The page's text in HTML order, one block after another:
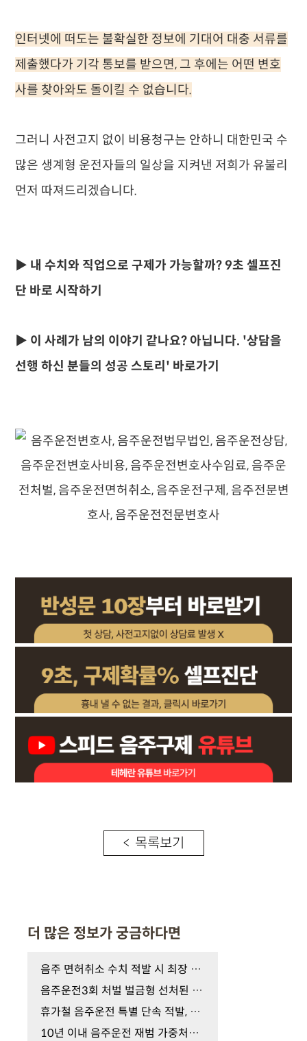
인터넷에 떠도는 불확실한 정보에 기대어 대충 서류를
제출했다가 기각 통보를 받으면, 그 후에는 어떤 변호
사를 찾아와도 돌이킬 수 없습니다.
그러니 사전고지 없이 비용청구는 안하니 대한민국 수
많은 생계형 운전자들의 일상을 지켜낸 저희가 유불리
먼저 따져드리겠습니다.
▶ 내 수치와 직업으로 구제가 가능할까? 9초 셀프진
단 바로 시작하기
▶ 이 사례가 남의 이야기 같나요? 아닙니다. '상담을
선행 하신 분들의 성공 스토리' 바로가기
< 목록보기
더 많은 정보가 궁금하다면
음주 면허취소 수치 적발 시 최장 5년 결격기간 피하…
음주운전3회 처벌 벌금형 선처된 이들, 실형과 '이것'…
휴가철 음주운전 특별 단속 적발, 숙취운전도? 지금 …
10년 이내 음주운전 재범 가중처벌의 공포, 구속 수사…